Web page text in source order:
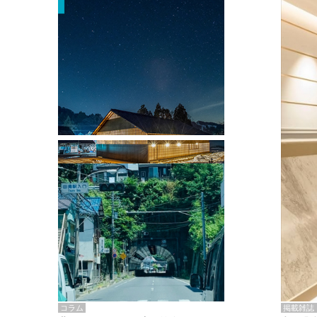
掲載雑誌
掲載雑誌・書籍
『街歩き研修「アールデコとモダニズ
ム、和風バロック」』のレポート記事が
掲載
コラム